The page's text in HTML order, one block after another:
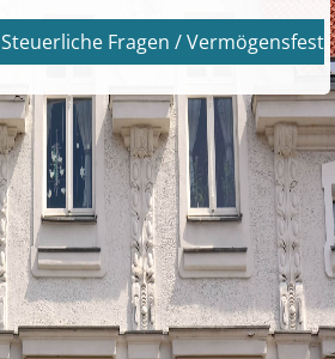
Steuerliche Fragen /